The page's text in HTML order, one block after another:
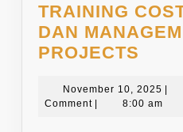
TRAINING
DAN
PROJECTS
DAN
November 10, 2025
10,
Comment
8:00 am